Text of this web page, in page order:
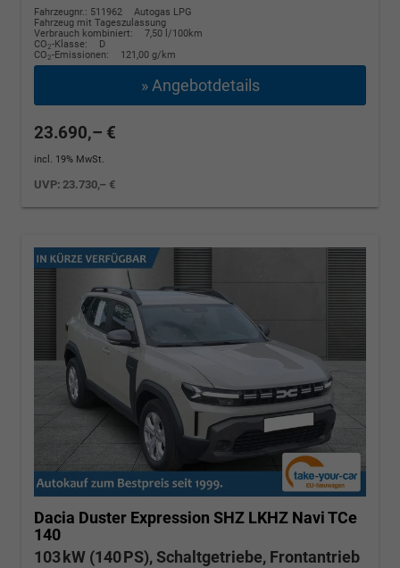
Fahrzeugnr.: 511962
Autogas LPG
Fahrzeug mit Tageszulassung
Verbrauch kombiniert:
7,50 l/100km
CO2-Klasse:
D
CO2-Emissionen: 121,00 g/km
» Angebotdetails
23.690,– €
incl. 19% MwSt.
UVP:23.730,– €
Dacia Duster Expression SHZ LKHZ Navi TCe
140
103 kW (140 PS), Schaltgetriebe, Frontantrieb